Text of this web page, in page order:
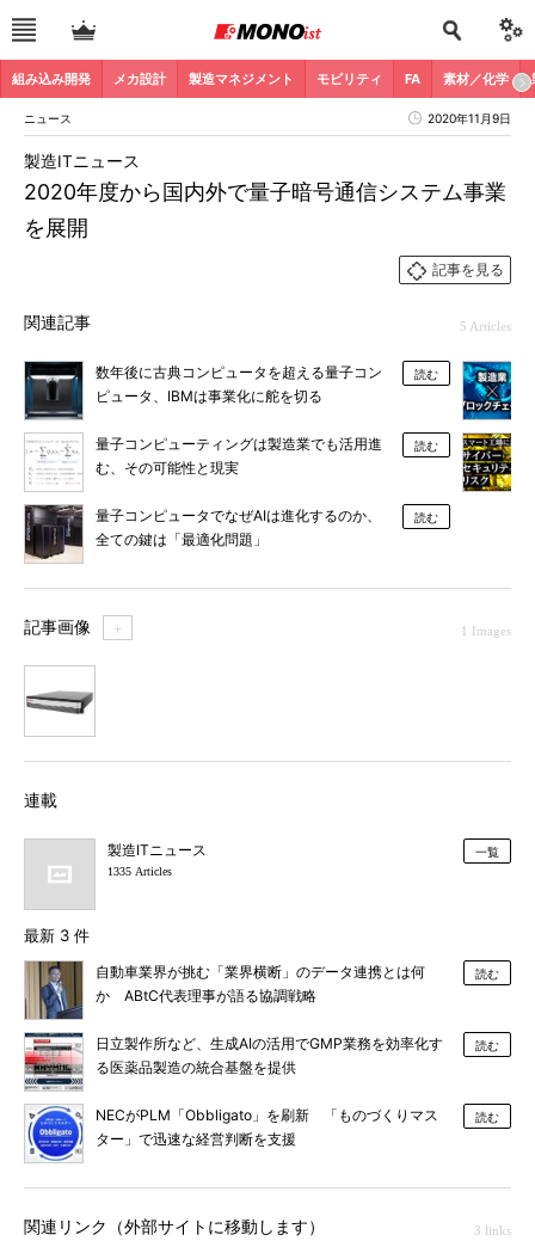
組み込み開発 メカ設計 製造マネジメント モビリティ FA 素材／化学
ニュース 2020年11月9日
2020年度から国内外で量子暗号通信システム事業
を展開
製造ITニュース
記事を見る
関連記事 5 Articles
数年後に古典コンピュータを超える量子コン
ピュータ、IBMは事業化に舵を切る
読む
量子コンピューティングは製造業でも活用進
む、その可能性と現実
読む
量子コンピュータでなぜAIは進化するのか、
全ての鍵は「最適化問題」
読む
記事画像 ＋ 1 Images
連載
製造ITニュース
1335 Articles
一覧
最新 3 件
自動車業界が挑む「業界横断」のデータ連携とは何
か ABtC代表理事が語る協調戦略
読む
日立製作所など、生成AIの活用でGMP業務を効率化す
る医薬品製造の統合基盤を提供
読む
NECがPLM「Obbligato」を刷新 「ものづくりマス
ター」で迅速な経営判断を支援
読む
関連リンク（外部サイトに移動します） 3 links